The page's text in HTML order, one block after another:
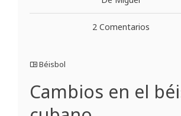
2 Comentarios
Béisbol
Cambios en el